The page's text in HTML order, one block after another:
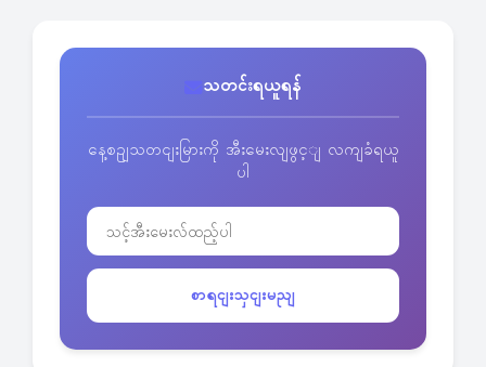
သတင်းရယူရန်
နေ့စဥျသတငျးမြားကို အီးမေးလျဖွင့ျ လကျခံရယူ
ပါ
စာရငျးသှငျးမညျ